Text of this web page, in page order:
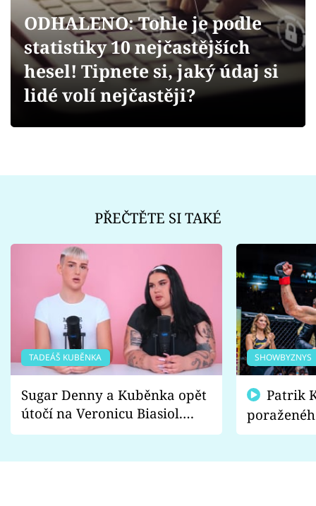
Videa
Sledujte prima+
ODHALENO: Tohle je podle
statistiky 10 nejčastějších
hesel! Tipnete si, jaký údaj si
lidé volí nejčastěji?
PŘEČTĚTE SI TAKÉ
TADEÁŠ KUBĚNKA
Sugar Denny a Kuběnka opět
útočí na Veronicu Biasiol.
Proč je podle nich falešná a
SHOWBYZNYS
fanoušci